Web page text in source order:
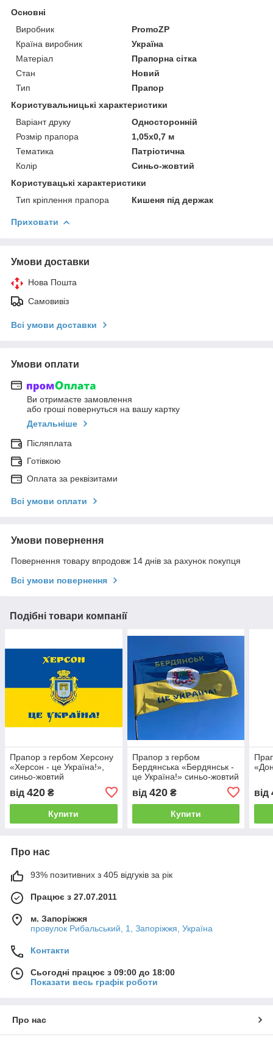
Основні
Виробник
PromoZP
Країна виробник
Україна
Матеріал
Прапорна сітка
Стан
Новий
Тип
Прапор
Користувальницькі характеристики
Варіант друку
Односторонній
Розмір прапора
1,05х0,7 м
Тематика
Патріотична
Колір
Синьо-жовтий
Користувацькi характеристики
Тип кріплення прапора
Кишеня під держак
Приховати
Умови доставки
Нова Пошта
Самовивіз
Всі умови доставки
Умови оплати
Ви отримаєте замовлення
або гроші повернуться на вашу картку
Детальніше
Післяплата
Готівкою
Оплата за реквізитами
Всі умови оплати
Умови повернення
Повернення товару впродовж 14 днів за рахунок покупця
Всі умови повернення
Подібні товари компанії
Прапор з гербом Херсону
«Херсон - це Україна!»,
синьо-жовтий
від 420 ₴
Купити
Прапор з гербом
Бердянська «Бердянськ -
це Україна!» синьо-жовтий
від 420₴
Купити
від
Про нас
93% позитивних з 405 відгуків за рік
Працює з 27.07.2011
м. Запоріжжя
провулок Рибальський, 1, Запоріжжя, Україна
Контакти
Сьогодні працює з 09:00 до 18:00
Показати весь графік роботи
Про нас